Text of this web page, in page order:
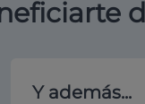
Y además...